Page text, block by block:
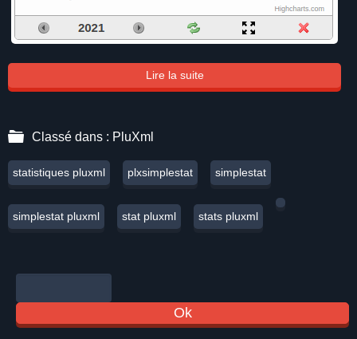
Lire la suite
Classé dans : PluXml
statistiques pluxml plxsimplestat simplestat
simplestat pluxml stat pluxml stats pluxml